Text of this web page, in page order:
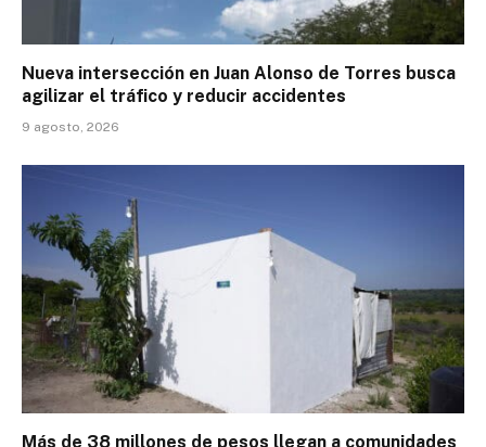
Nueva intersección en Juan Alonso de Torres busca
agilizar el tráfico y reducir accidentes
9 agosto, 2026
Más de 38 millones de pesos llegan a comunidades